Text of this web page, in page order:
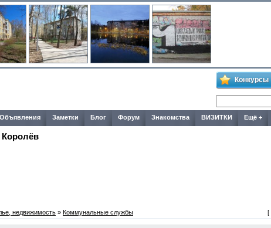
Конкурсы
Объявления Заметки Блог Форум Знакомства ВИЗИТКИ Ещё +
Королёв
недвижимость » Коммунальные службы [